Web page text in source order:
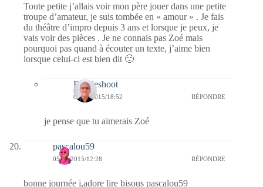
Toute petite j’allais voir mon père jouer dans une petite
troupe d’amateur, je suis tombée en « amour » . Je fais
du théâtre d’impro depuis 3 ans et lorsque je peux, je
vais voir des pièces . Je ne connais pas Zoé mais
pourquoi pas quand à écouter un texte, j’aime bien
lorsque celui-ci est bien dit 🙂
Bernieshoot
06/06/2015/18:52 RÉPONDRE
je pense que tu aimerais Zoé
pascalou59
05/06/2015/12:28 RÉPONDRE
bonne journée j,adore lire bisous pascalou59